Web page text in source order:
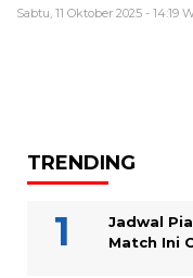
Sabtu, 11 Oktober 2025 - 14:19
TRENDING
Jadwal
Match Ini